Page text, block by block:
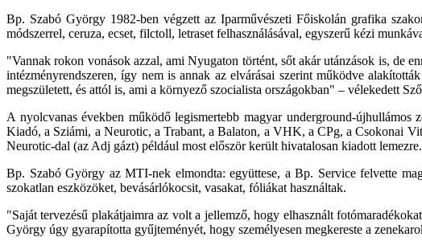
Bp. Szabó György 1982-ben végzett az Iparművészeti Főiskolán grafika
módszerrel, ceruza, ecset, filctoll, letraset felhasználásával, egyszerű kézi
"Vannak rokon vonások azzal, ami Nyugaton történt, sőt akár utánzások is, de
intézményrendszeren, így nem is annak az elvárásai szerint működve
megszületett, és attól is, ami a környező szocialista országokban" – vélekedett
A nyolcvanas években működő legismertebb magyar underground-
Kiadó, a Sziámi, a Neurotic, a Trabant, a Balaton, a VHK, a CPg, a Csokonai
Neurotic-dal (az Adj gázt) például most először került hivatalosan kiadott lemezre.
Bp. Szabó György az MTI-nek elmondta: együttese, a Bp. Service felvette
szokatlan eszközöket, bevásárlókocsit, vasakat, fóliákat használtak.
"Saját tervezésű plakátjaimra az volt a jellemző, hogy elhasznált
György úgy gyarapította gyűjteményét, hogy személyesen megkereste a